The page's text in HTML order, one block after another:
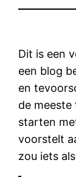
Dit is een
een blog
en
de meeste
starten
voorstelt
zou iets